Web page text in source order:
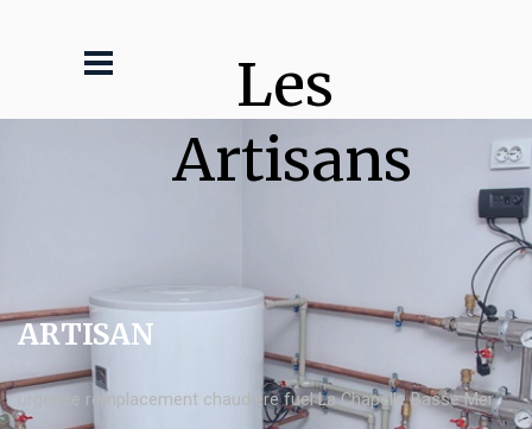
Les
Artisans
ARTISAN
urgence remplacement chaudière fuel La Chapelle Basse Mer